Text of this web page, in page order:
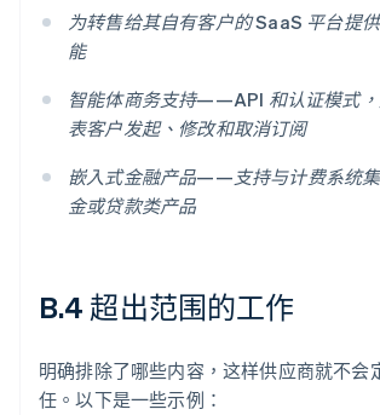
为转售给其自有客户的 SaaS 平台提
能
智能体商务支持——API 和认证模式
表客户发起、修改和取消订阅
嵌入式金融产品——支持与计费系统
金或贷款类产品
B.4 超出范围的工作
明确排除了哪些内容，这样供应商就不会
任。以下是一些示例：